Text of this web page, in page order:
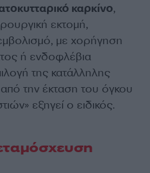
καρκίνο,
εκτομή,
με χορήγηση
ή ενδοφλέβια
της κατάλληλης
την έκταση του όγκου
εξηγεί ο ειδικός.